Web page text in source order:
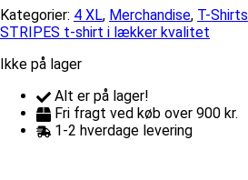
Kategorier: 4 XL, Merchandise, T-Shirts
STRIPES t-shirt i lækker kvalitet
Ikke på lager
Alt er på lager!
Fri fragt ved køb over 900 kr.
1-2 hverdage levering